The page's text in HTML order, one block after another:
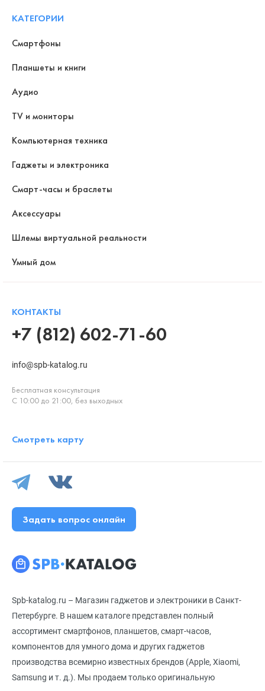
Spb-katalog.ru – Магазин гаджетов и электроники в Санкт-
Петербурге. В нашем каталоге представлен полный
ассортимент смартфонов, планшетов, смарт-часов,
компонентов для умного дома и других гаджетов
производства всемирно известных брендов (Apple, Xiaomi,
Samsung и т. д.). Мы продаем только оригинальную
КАТЕГОРИИ
Смартфоны
Планшеты и книги
Аудио
TV и мониторы
Компьютерная техника
Гаджеты и электроника
Смарт-часы и браслеты
Аксессуары
Шлемы виртуальной реальности
Умный дом
КОНТАКТЫ
+7 (812) 602-71-60
info@spb-katalog.ru
Бесплатная консультация
С 10:00 до 21:00, без выходных
Смотреть карту
Задать вопрос онлайн